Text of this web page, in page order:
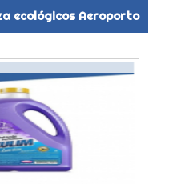
ecológicos Aeroporto